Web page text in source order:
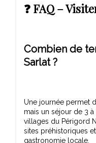
❓ FAQ –
Combien de
Sarlat ?
Une journée permet
mais un séjour de 3
villages du Périgord
sites préhistoriques